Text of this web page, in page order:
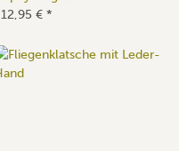
12,95 € *